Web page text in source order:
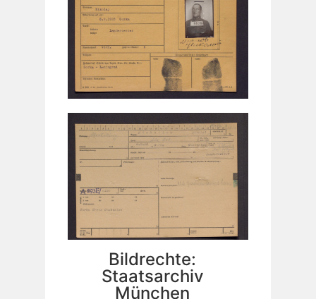
Bildrechte:
Staatsarchiv
München